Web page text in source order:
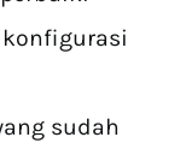
sudah